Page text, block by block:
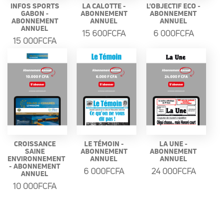
INFOS SPORTS
GABON -
ABONNEMENT
ANNUEL
15 000FCFA
LA CALOTTE -
ABONNEMENT
ANNUEL
15 600FCFA
L'OBJECTIF ECO -
ABONNEMENT
ANNUEL
6 000FCFA
CROISSANCE
SAINE
ENVIRONNEMENT
- ABONNEMENT
ANNUEL
10 000FCFA
LE TÉMOIN -
ABONNEMENT
ANNUEL
6 000FCFA
LA UNE -
ABONNEMENT
ANNUEL
24 000FCFA